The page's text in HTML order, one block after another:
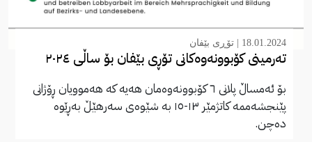
18.01.2024 | تۆڕی بێفان
تەرمینی کۆبوونەوەکانی تۆڕی بێفان بۆ ساڵی ٢٠٢٤
بۆ ئەمساڵ پلانی ٦ کۆبوونەوەمان هەیە کە هەموویان ڕۆژانی
پێنجشەممە کاتژمێر ١٣-١٥ بە شێوەی سەرهێڵ بەڕێوە
دەچن.